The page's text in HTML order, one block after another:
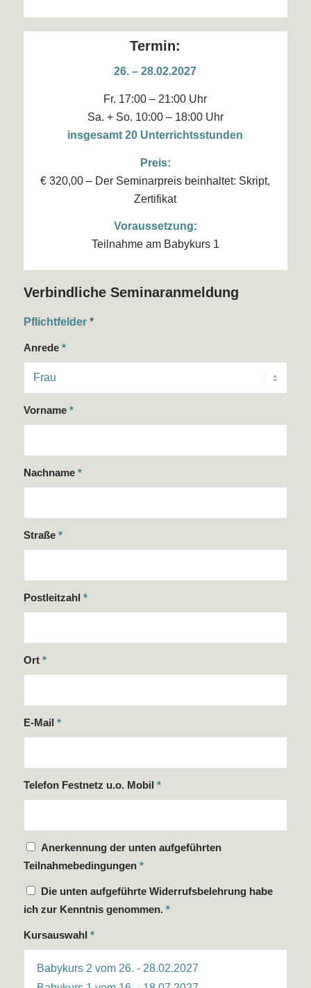
Termin:
26. – 28.02.2027
Fr. 17:00 – 21:00 Uhr
Sa. + So. 10:00 – 18:00 Uhr
insgesamt 20 Unterrichtsstunden
Preis:
€ 320,00 – Der Seminarpreis beinhaltet: Skript,
Zertifikat
Voraussetzung:
Teilnahme am Babykurs 1
Verbindliche Seminaranmeldung
Pflichtfelder*
Anrede *
Vorname *
Nachname *
Straße *
Postleitzahl *
Ort *
E-Mail *
Telefon Festnetz u.o. Mobil *
Anerkennung der unten aufgeführten
Teilnahmebedingungen *
Die unten aufgeführte Widerrufsbelehrung habe
ich zur Kenntnis genommen. *
Kursauswahl *